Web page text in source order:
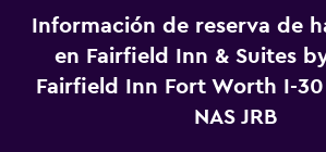
Aire acondicionado
Información de reserva de
en Fairfield Inn & Suites
Fairfield Inn Fort Worth I-
NAS JRB